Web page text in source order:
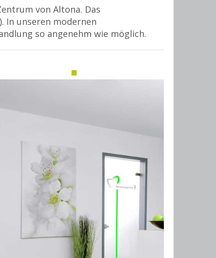
von Altona. Das
In unseren modernen
so angenehm wie möglich.